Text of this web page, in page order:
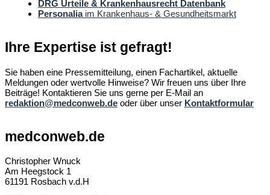
DRG Urteile & Krankenhausrecht Datenbank
Personaliaim Krankenhaus- & Gesundheitsmarkt
Ihre Expertise ist gefragt!
Sie haben eine Pressemitteilung, einen Fachartikel, aktuelle
Meldungen oder wertvolle Hinweise? Wir freuen uns über Ihre
Beiträge! Kontaktieren Sie uns gerne per E-Mail an
redaktion@medconweb.de oder über unser Kontaktformular
medconweb.de
Christopher Wnuck
Am Heegstock 1
61191 Rosbach v.d.H